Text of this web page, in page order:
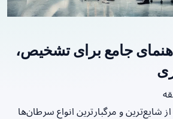
جامع برای تشخیص،
شایع‌ترین و مرگبارترین انواع سرطان‌ها